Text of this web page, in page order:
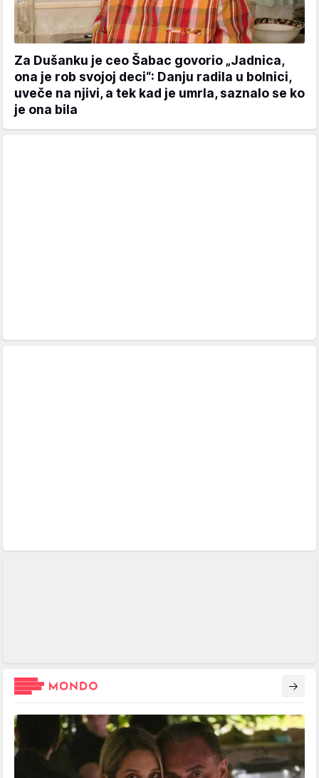
Za Dušanku je ceo Šabac govorio „Jadnica,
ona je rob svojoj deci“: Danju radila u bolnici,
uveče na njivi, a tek kad je umrla, saznalo se ko
je ona bila